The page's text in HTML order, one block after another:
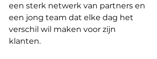
een sterk netwerk van partners en
een jong team dat elke dag het
verschil wil maken voor zijn
klanten.